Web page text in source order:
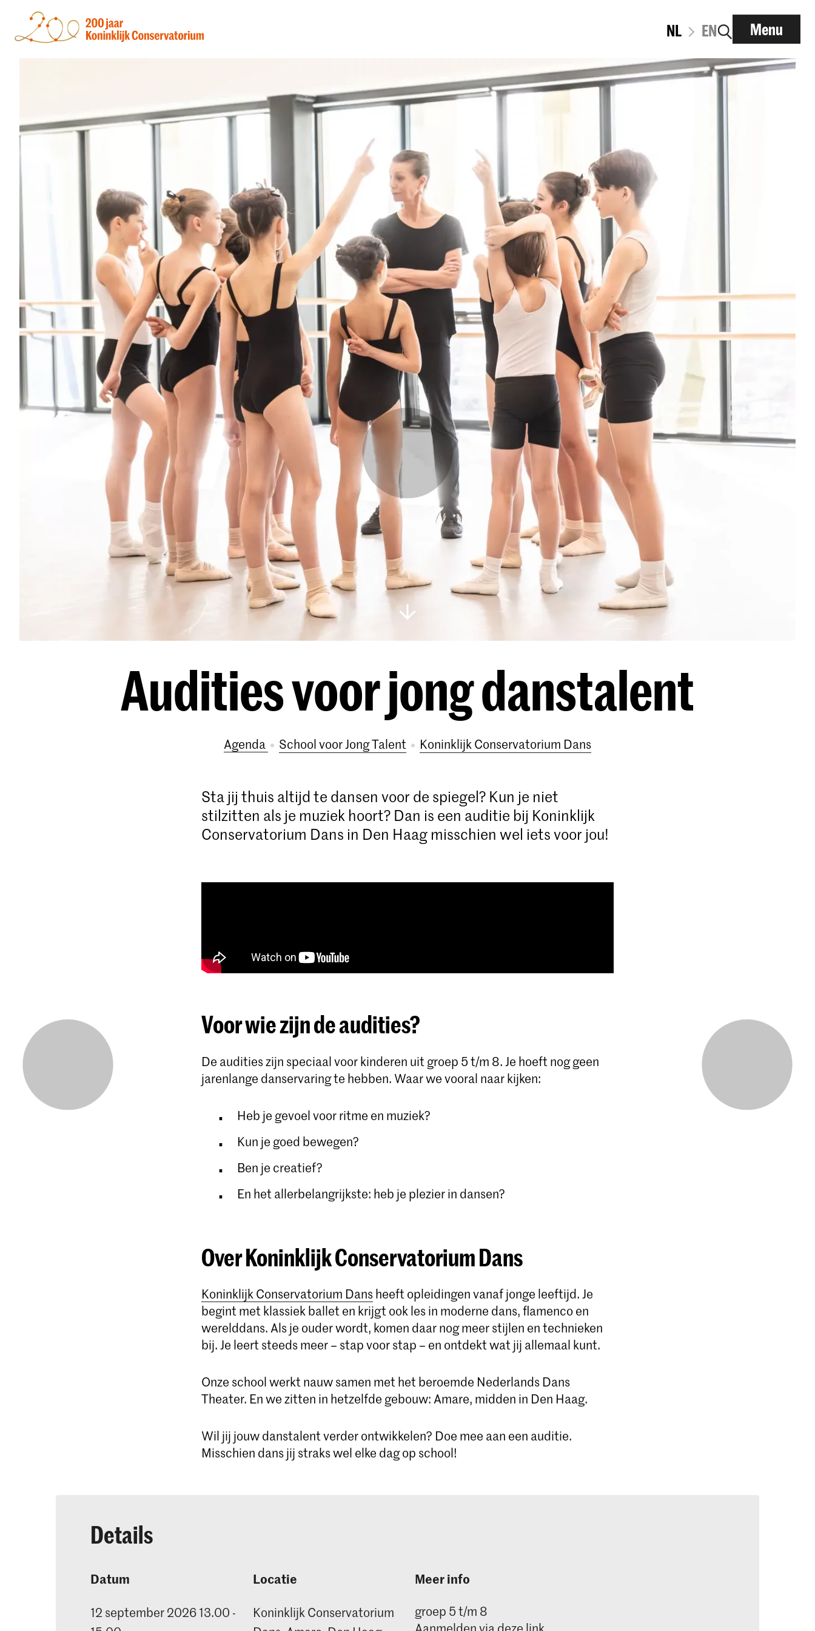
NL EN Menu
Audities voor jong danstalent
Agenda School voor Jong Talent Koninklijk Conservatorium Dans
Sta jij thuis altijd te dansen voor de spiegel? Kun je niet
stilzitten als je muziek hoort? Dan is een auditie bij Koninklijk
Conservatorium Dans in Den Haag misschien wel iets voor jou!
Voor wie zijn de audities?
De audities zijn speciaal voor kinderen uit groep 5 t/m 8. Je hoeft nog geen
jarenlange danservaring te hebben. Waar we vooral naar kijken:
Heb je gevoel voor ritme en muziek?
Kun je goed bewegen?
Ben je creatief?
En het allerbelangrijkste: heb je plezier in dansen?
Over Koninklijk Conservatorium Dans
Koninklijk Conservatorium Dansheeft opleidingen vanaf jonge leeftijd. Je
begint met klassiek ballet en krijgt ook les in moderne dans, flamenco en
werelddans. Als je ouder wordt, komen daar nog meer stijlen en technieken
bij. Je leert steeds meer – stap voor stap – en ontdekt wat jij allemaal kunt.
Onze school werkt nauw samen met het beroemde Nederlands Dans
Theater. En we zitten in hetzelfde gebouw: Amare, midden in Den Haag.
Wil jij jouw danstalent verder ontwikkelen? Doe mee aan een auditie.
Misschien dans jij straks wel elke dag op school!
Details
Datum
12 september 2026 13.00 -
Locatie
Koninklijk Conservatorium
Meer info
groep 5 t/m 8